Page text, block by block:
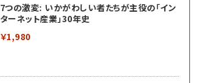
7つの激変: いかがわしい者たちが主役の「イン
ターネット産業」30年史
￥1,980